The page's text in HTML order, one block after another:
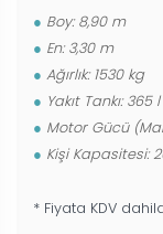
Boy: 8,90 m
En: 3,30 m
Ağırlık: 1530 kg
Yakıt Tankı: 365 l
Motor Gücü
Kişi Kapasitesi:
* Fiyata KDV